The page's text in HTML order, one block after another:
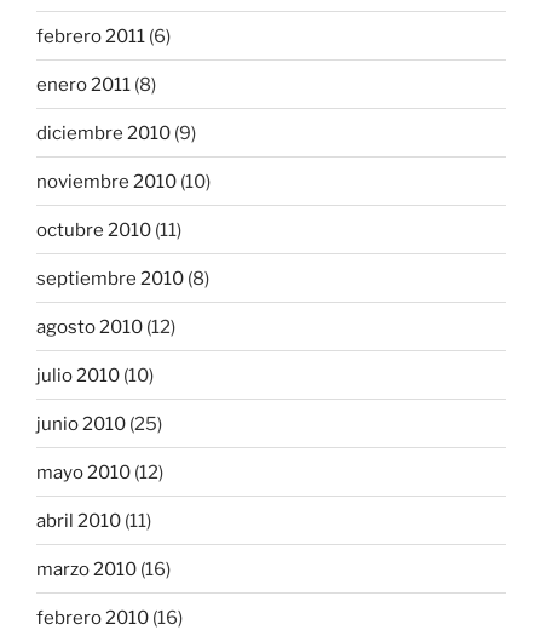
febrero 2011 (6)
enero 2011 (8)
diciembre 2010 (9)
noviembre 2010 (10)
octubre 2010 (11)
septiembre 2010 (8)
agosto 2010 (12)
julio 2010 (10)
junio 2010 (25)
mayo 2010 (12)
abril 2010 (11)
marzo 2010 (16)
febrero 2010 (16)